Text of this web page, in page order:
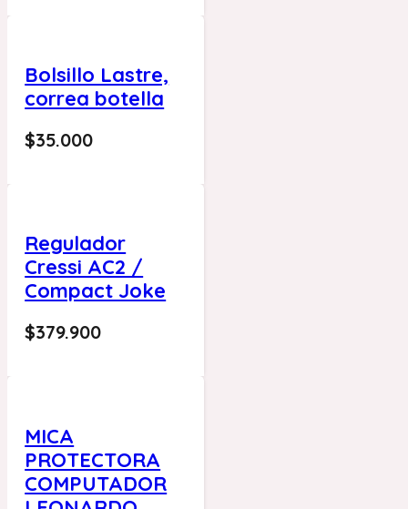
Bolsillo Lastre,
correa botella
$35.000
Regulador
Cressi AC2 /
Compact Joke
$379.900
MICA
PROTECTORA
COMPUTADOR